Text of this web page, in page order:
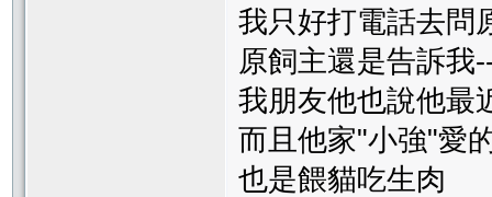
我只好打電話去問
原飼主還是告訴我
我朋友他也說他最
而且他家"小強"愛
也是餵貓吃生肉